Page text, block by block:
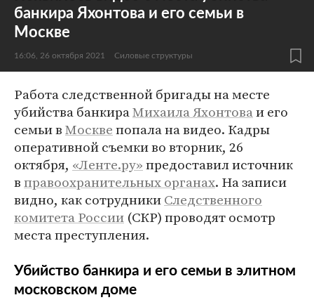
банкира Яхонтова и его семьи в
Москве
16:06, 26 октября 2021 Силовые структуры
Работа следственной бригады на месте
убийства банкираМихаила Яхонтоваи его
семьи вМосквепопала на видео. Кадры
оперативной съемки во вторник, 26
октября, «Ленте.ру»предоставил источник
вправоохранительных органах. На записи
видно, как сотрудникиСледственного
комитета России (СКР) проводят осмотр
места преступления.
Убийство банкира и его семьи в элитном
московском доме